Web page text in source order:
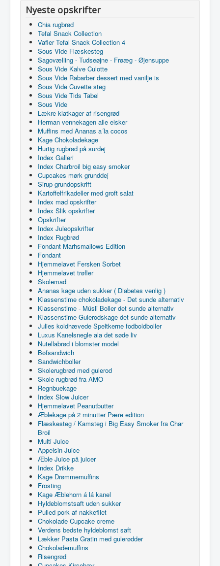
Nyeste opskrifter
Chia rugbrød
Tefal Snack Collection
Vafler Tefal Snack Collection 4
Sous Vide Flæskesteg
Sagovælling - Tudseøjne - Frøæg - Øjensuppe
Sous Vide Kalve Culotte
Sous Vide Rabarber dessert med vanilje is
Sous Vide Cuvette steg
Sous Vide Tids Tabel
Sous Vide
Lækre klatkager af risengrød
Herman vennekagen alle elsker
Muffins med Ananas a´la cocos
Kage Chokoladekage
Hurtig rugbrød på surdej
Index Galleri
Index Charbroil big easy smoker
Cupcakes mørk grunddej
Sirup grundopskrift
Kartoffelfrikadeller med groft salat
Index mad opskrifter
Index Slik opskrifter
Opskrifter
Index Juleopskrifter
Index Rugbrød
Fondant Marhsmallows Edition
Fondant
Hjemmelavet Fersken Sorbet
Hjemmelavet trøfler
Skolemad
Ananas kage uden sukker ( Diabetes venlig )
Klassenstime chokoladekage - Det sunde alternativ
Klassenstime - Müsli Boller det sunde alternativ
Klassenstime Gulerodskage det sunde alternativ
Julies koldhævede Speltkerne fodboldboller
Luxus Kanelsnegle ala det søde liv
Nutellabrød i blomster model
Bøfsandwich
Sandwichboller
Skolerugbrød med gulerod
Skole-rugbrød fra AMO
Regnbuekage
Index Slow Juicer
Hjemmelavet Peanutbutter
Æblekage på 2 minutter Pære edition
Flæskesteg / Kamsteg i Big Easy Smoker fra Char
Broil
Multi Juice
Appelsin Juice
Æble Juice på juicer
Index Drikke
Kage Drømmemuffins
Frosting
Kage Æblehorn á lá kanel
Hyldeblomstsaft uden sukker
Pulled pork af nakkefilet
Chokolade Cupcake creme
Verdens bedste hyldeblomst saft
Lækker Pasta Gratin med gulerødder
Chokolademuffins
Risengrød